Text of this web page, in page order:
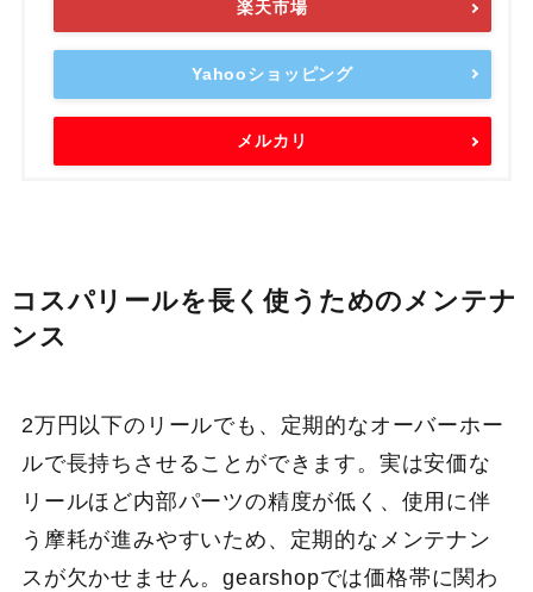
楽天市場
Yahooショッピング
メルカリ
コスパリールを長く使うためのメンテナ
ンス
2万円以下のリールでも、定期的なオーバーホー
ルで長持ちさせることができます。実は安価な
リールほど内部パーツの精度が低く、使用に伴
う摩耗が進みやすいため、定期的なメンテナン
スが欠かせません。gearshopでは価格帯に関わ